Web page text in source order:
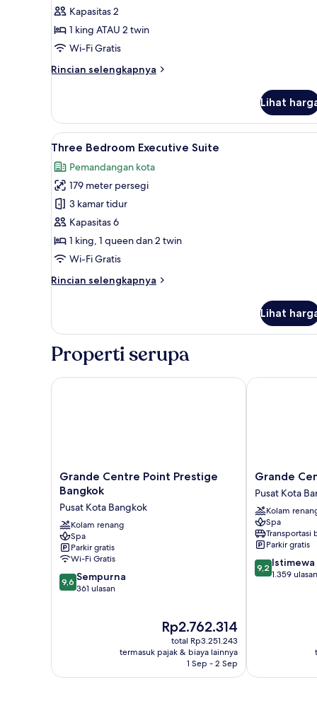
Kapasitas 2
1 king ATAU 2 twin
Wi-Fi Gratis
Rincian selengkapnya
Rincian
Grand
Deluxe
Lihat
Lihat
semua
foto
untuk
Three
Bedroom
Executive
Suite
Three Bedroom Executive
9
Three Bedroom Executive Suite
Pemandangan kota
179 meter persegi
3 kamar tidur
Kapasitas 6
1 king, 1 queen dan 2 twin
Wi-Fi Gratis
Rincian selengkapnya
Rincian
Three
Executive
Lihat
Properti serupa
Grande
Centre
Point
Prestige
Bangkok
Pusat
Kota
Bangkok
Grande Centre Point Prestige
Bangkok
Pusat Kota Bangkok
Kolam renang
Spa
Parkir gratis
Wi-Fi Gratis
9.6
dari
9,6 Sempurna
361 ulasan
Harga
sekarang
Rp2.762.314
Rp2.762.314
total Rp3.251.243
termasuk pajak & biaya lainnya
1 Sep - 2 Sep
Grande Centre Point Prestige Bangkok
Grande
Centre
Point
Ploenchit
Pusat
Kota
Bangkok
Grande
Pusat Kota
Kolam
Spa
Transportasi
Parkir gratis
9.2
dari
9,2 Istimewa
1.359 ulasan
Grande